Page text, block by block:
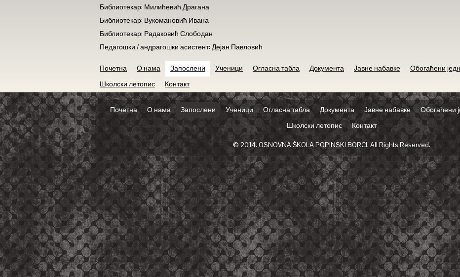
Библиотекар: Милићевић Драгана
Библиотекар: Вукомановић Ивана
Библиотекар: Радаковић Слободан
Педагошки / андрагошки асистент: Дејан Павловић
Почетна О нама Запослени Ученици Огласна табла Документа Јавне набавке Обогаћени
Школски летопис
Контакт
Почетна О нама Запослени Ученици Огласна табла Документа Јавне набавке Обогаћени
Школски летопис
Контакт
© 2014. OSNOVNA ŠKOLA POPINSKI BORCI. All Rights Reserved.